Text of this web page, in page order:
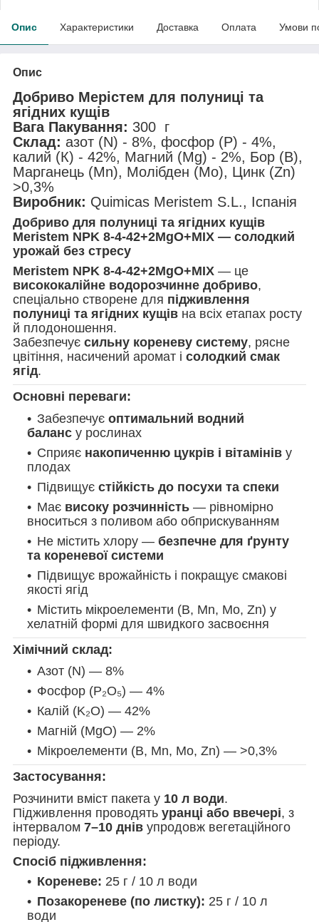
Опис Характеристики Доставка Оплата Умови
Опис
Добриво Мерістем для полуниці та
ягідних кущів
Вага Пакування: 300 г
Склад: азот (N) - 8%, фосфор (Р) - 4%,
калий (К) - 42%, Магний (Mg) - 2%, Бор (B),
Марганець (Mn), Молібден (Mo), Цинк (Zn)
>0,3%
Виробник: Quimicas Meristem S.L., Іспанія
Добриво для полуниці та ягідних кущів
Meristem NPK 8-4-42+2MgO+MIX — солодкий
урожай без стресу
Meristem NPK 8-4-42+2MgO+MIX — це
висококалійне водорозчинне добриво,
спеціально створене для підживлення
полуниці та ягідних кущів на всіх етапах росту
й плодоношення.
Забезпечує сильну кореневу систему, рясне
цвітіння, насичений аромат і солодкий смак
ягід.
Основні переваги:
Забезпечує оптимальний водний
баланс у рослинах
Сприяє накопиченню цукрів і вітамінів у
плодах
Підвищує стійкість до посухи та спеки
Має високу розчинність — рівномірно
вноситься з поливом або обприскуванням
Не містить хлору — безпечне для ґрунту
та кореневої системи
Підвищує врожайність і покращує смакові
якості ягід
Містить мікроелементи (B, Mn, Mo, Zn) у
хелатній формі для швидкого засвоєння
Хімічний склад:
Азот (N) — 8%
Фосфор (P₂O₅) — 4%
Калій (K₂O) — 42%
Магній (MgO) — 2%
Мікроелементи (B, Mn, Mo, Zn) — >0,3%
Застосування:
Розчинити вміст пакета у 10 л води.
Підживлення проводять уранці або ввечері, з
інтервалом 7–10 днів упродовж вегетаційного
періоду.
Спосіб підживлення:
Кореневе: 25 г / 10 л води
Позакореневе (по листку): 25 г / 10 л
води